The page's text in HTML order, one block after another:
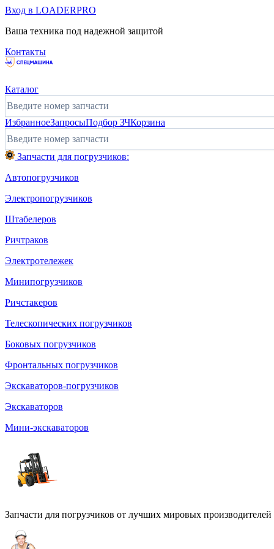
Вход в LOADERPRO
Ваша техника под надежной защитой
Контакты
Каталог
ИзбранноеЗапросыПодбор ЗЧКорзина
Запчасти для погрузчиков:
Автопогрузчиков
Электропогрузчиков
Штабелеров
Ричтраков
Электротележек
Минипогрузчиков
Ричстакеров
Телескопических погрузчиков
Боковых погрузчиков
Фронтальных погрузчиков
Экскаваторов-погрузчиков
Экскаваторов
Мини-экскаваторов
Запчасти для погрузчиков от лучших мировых производителей